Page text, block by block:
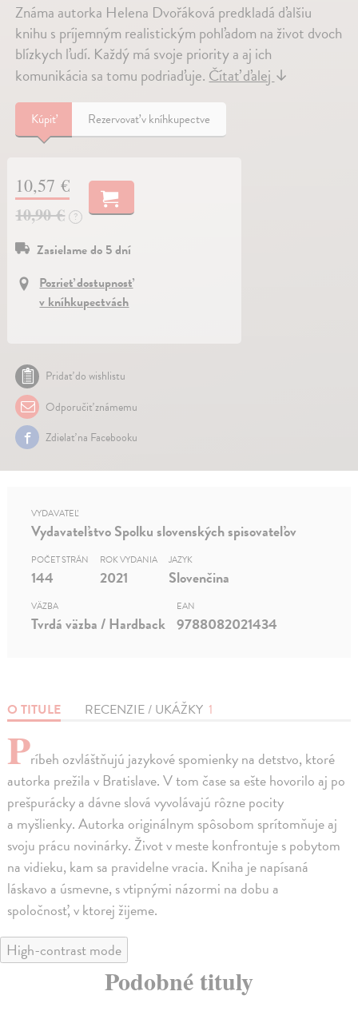
Známa autorka Helena Dvořáková predkladá ďalšiu
knihu s príjemným realistickým pohľadom na život dvoch
blízkych ľudí. Každý má svoje priority a aj ich
komunikácia sa tomu podriaďuje.Čítať ďalej↓
Kúpiť Rezervovať v kníhkupectve
10,57 €
10,90 €
?
Zasielame do 5 dní
Pozrieť dostupnosť
v kníhkupectvách
Pridať do wishlistu
Odporučiť známemu
Zdielať na Facebooku
O TITULE RECENZIE / UKÁŽKY 1
Príbeh ozvláštňujú jazykové spomienky na detstvo, ktoré
autorka prežila v Bratislave. V tom čase sa ešte hovorilo aj po
prešpurácky a dávne slová vyvolávajú rôzne pocity
a myšlienky. Autorka originálnym spôsobom sprítomňuje aj
svoju prácu novinárky. Život v meste konfrontuje s pobytom
na vidieku, kam sa pravidelne vracia. Kniha je napísaná
láskavo a úsmevne, s vtipnými názormi na dobu a
spoločnosť, v ktorej žijeme.
VYDAVATEĽ
Vydavateľstvo Spolku slovenských spisovateľov
POČET STRÁN
144
ROK VYDANIA
2021
JAZYK
Slovenčina
VÄZBA
Tvrdá väzba / Hardback
EAN
9788082021434
High-contrast mode
Podobné tituly